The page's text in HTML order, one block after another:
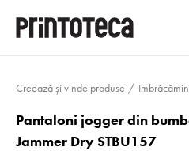
Creează și vinde produse
Pantaloni jogger din
Jammer Dry STBU157